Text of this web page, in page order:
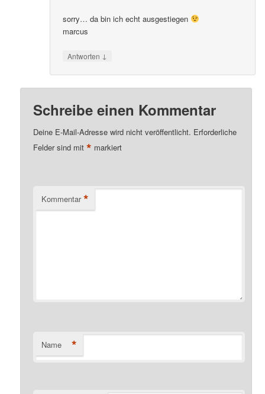
sorry… da bin ich echt ausgestiegen
marcus
Antworten ↓
Schreibe einen Kommentar
Deine E-Mail-Adresse wird nicht veröffentlicht. Erforderliche
Felder sind mit* markiert
Kommentar *
Name *